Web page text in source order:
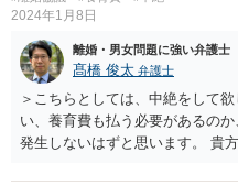
事務所へ早めのご相談をされた
2024年1月8日
離婚・男女問題に強い弁護士
髙橋 俊太 弁護士
＞こちらとしては、中絶をして
い、養育費も払う必要があるの
発生しないはずと思います。 貴
すが、仮に貴方の子であれば、